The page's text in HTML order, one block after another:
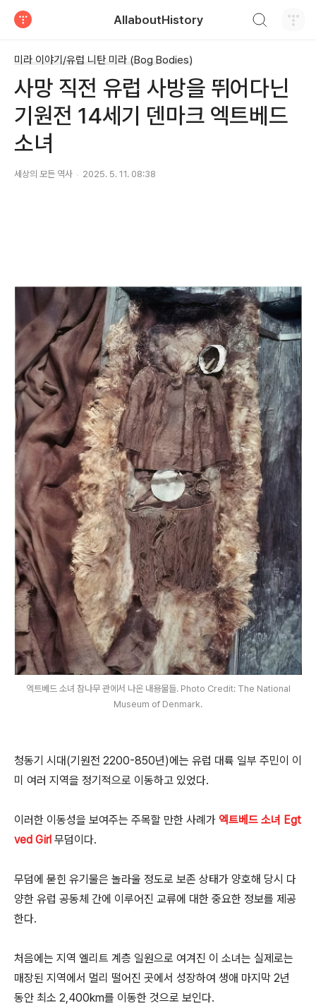
AllaboutHistory
미라 이야기/유럽 니탄 미라 (Bog Bodies)
사망 직전 유럽 사방을 뛰어다닌
기원전 14세기 덴마크 엑트베드
소녀
세상의 모든 역사 2025. 5. 11. 08:38
엑트베드 소녀 참나무 관에서 나온 내용물들. Photo Credit: The National
Museum of Denmark.
청동기 시대(기원전 2200-850년)에는 유럽 대륙 일부 주민이 이
미 여러 지역을 정기적으로 이동하고 있었다.
이러한 이동성을 보여주는 주목할 만한 사례가 엑트베드 소녀 Egt
ved Girl 무덤이다.
무덤에 묻힌 유기물은 놀라울 정도로 보존 상태가 양호해 당시 다
양한 유럽 공동체 간에 이루어진 교류에 대한 중요한 정보를 제공
한다.
처음에는 지역 엘리트 계층 일원으로 여겨진 이 소녀는 실제로는
매장된 지역에서 멀리 떨어진 곳에서 성장하여 생애 마지막 2년
동안 최소 2,400km를 이동한 것으로 보인다.